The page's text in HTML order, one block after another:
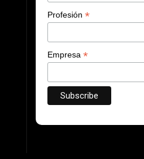
Profesión*
Empresa*